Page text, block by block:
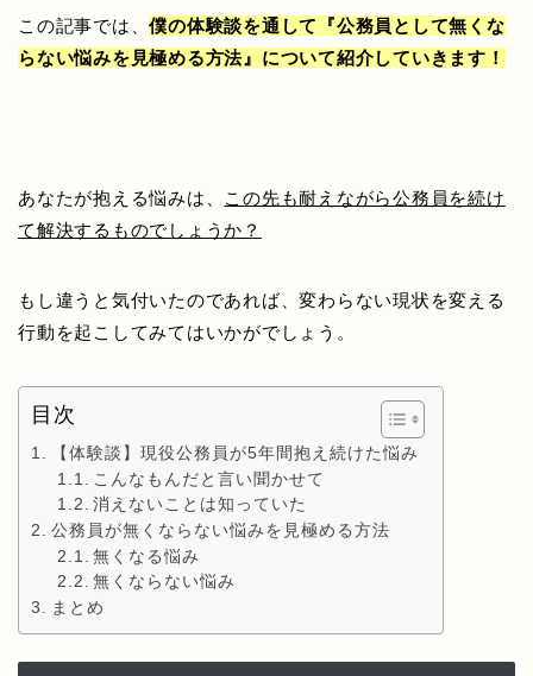
この記事では、僕の体験談を通して『公務員として無くな
らない悩みを見極める方法』について紹介していきます！
あなたが抱える悩みは、 この先も耐えながら公務員を続け
て解決するものでしょうか？
もし違うと気付いたのであれば、変わらない現状を変える
行動を起こしてみてはいかがでしょう。
目次
【体験談】現役公務員が5年間抱え続けた悩み
こんなもんだと言い聞かせて
消えないことは知っていた
公務員が無くならない悩みを見極める方法
無くなる悩み
無くならない悩み
まとめ